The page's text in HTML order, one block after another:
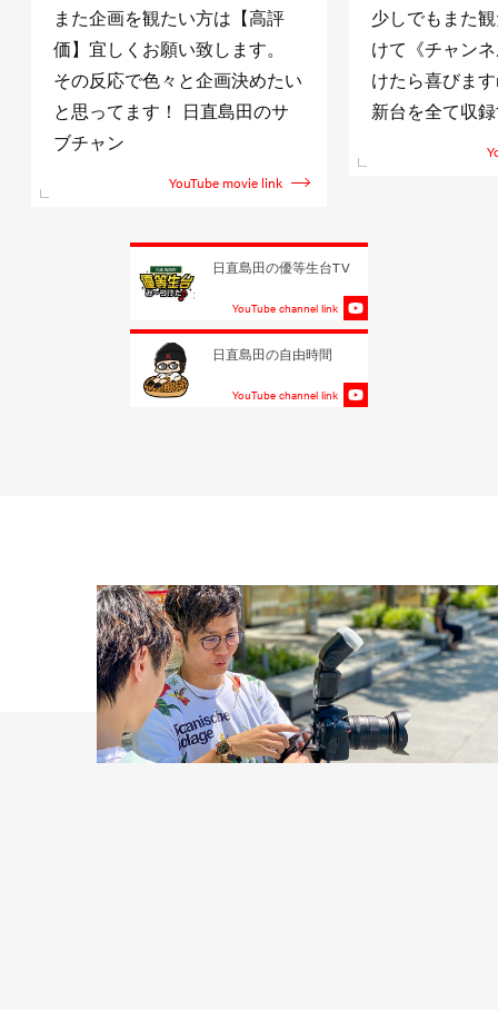
また企画を観たい方は【高評
価】宜しくお願い致します。
その反応で色々と企画決めたい
と思ってます！ 日直島田のサ
ブチャン
YouTube movie link
少しでもまた
けて《チャン
けたら喜びま
新台を全て収
日直島田の優等生台TV
YouTube channel link
日直島田の自由時間
YouTube channel link